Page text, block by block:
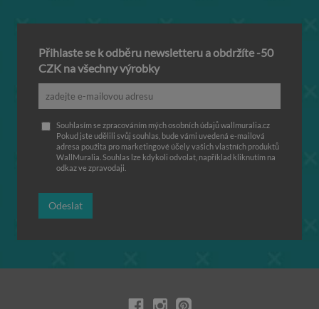
Přihlaste se k odběru newsletteru a obdržíte -50
CZK na všechny výrobky
Souhlasím se zpracováním mých osobních údajů wallmuralia.cz
Pokud jste udělili svůj souhlas, bude vámi uvedená e-mailová
adresa použita pro marketingové účely vašich vlastních produktů
WallMuralia. Souhlas lze kdykoli odvolat, například kliknutím na
odkaz ve zpravodaji.
Odeslat